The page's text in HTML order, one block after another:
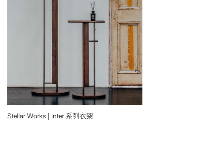
Stellar Works | Inter 系列衣架